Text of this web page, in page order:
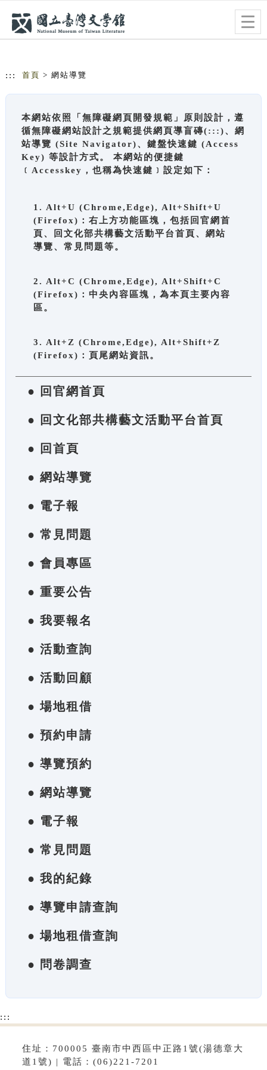
::: 首頁 > 網站導覽
本網站依照「無障礙網頁開發規範」原則設計，遵
循無障礙網站設計之規範提供網頁導盲磚(:::)、網
站導覽 (Site Navigator)、鍵盤快速鍵 (Access
Key) 等設計方式。 本網站的便捷鍵
﹝Accesskey，也稱為快速鍵﹞設定如下：
1. Alt+U (Chrome,Edge), Alt+Shift+U
(Firefox)：右上方功能區塊，包括回官網首
頁、回文化部共構藝文活動平台首頁、網站
導覽、常見問題等。
2. Alt+C (Chrome,Edge), Alt+Shift+C
(Firefox)：中央內容區塊，為本頁主要內容
區。
3. Alt+Z (Chrome,Edge), Alt+Shift+Z
(Firefox)：頁尾網站資訊。
● 回官網首頁
● 回文化部共構藝文活動平台首頁
● 回首頁
● 網站導覽
● 電子報
● 常見問題
● 會員專區
● 重要公告
● 我要報名
● 活動查詢
● 活動回顧
● 場地租借
● 預約申請
● 導覽預約
● 網站導覽
● 電子報
● 常見問題
● 我的紀錄
● 導覽申請查詢
● 場地租借查詢
● 問卷調查
:::
住址：700005 臺南市中西區中正路1號(湯德章大
道1號) | 電話：(06)221-7201